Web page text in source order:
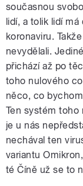
současnou
lidí, a tolik lidí
koronaviru.
nevydělali.
přichází až po
toho nulového
něco, co
Ten systém toho
je u nás
nechával ten
variantu
té Číně už se to